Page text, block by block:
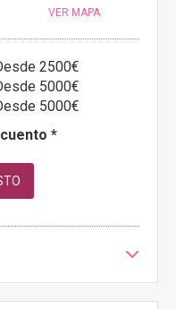
VER MAPA
2500€
5000€
5000€
*